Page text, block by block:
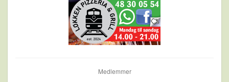
Medlemmer